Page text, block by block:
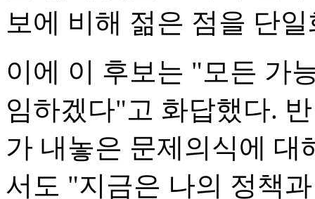
보에 비해 젊은 점을 단
이에 이 후보는 "모든 가
임하겠다"고 화답했다.
가 내놓은 문제의식에
서도 "지금은 나의 정책